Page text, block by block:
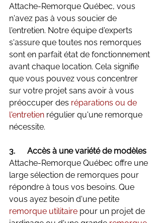
Attache-Remorque Québec, vous
n'avez pas à vous soucier de
l'entretien. Notre équipe d'experts
s'assure que toutes nos remorques
sont en parfait état de fonctionnement
avant chaque location. Cela signifie
que vous pouvez vous concentrer
sur votre projet sans avoir à vous
préoccuper des réparations ou de
l'entretien régulier qu'une remorque
nécessite.
3.      Accès à une variété de modèles
Attache-Remorque Québec offre une
large sélection de remorques pour
répondre à tous vos besoins. Que
vous ayez besoin d'une petite
remorque utilitaire pour un projet de